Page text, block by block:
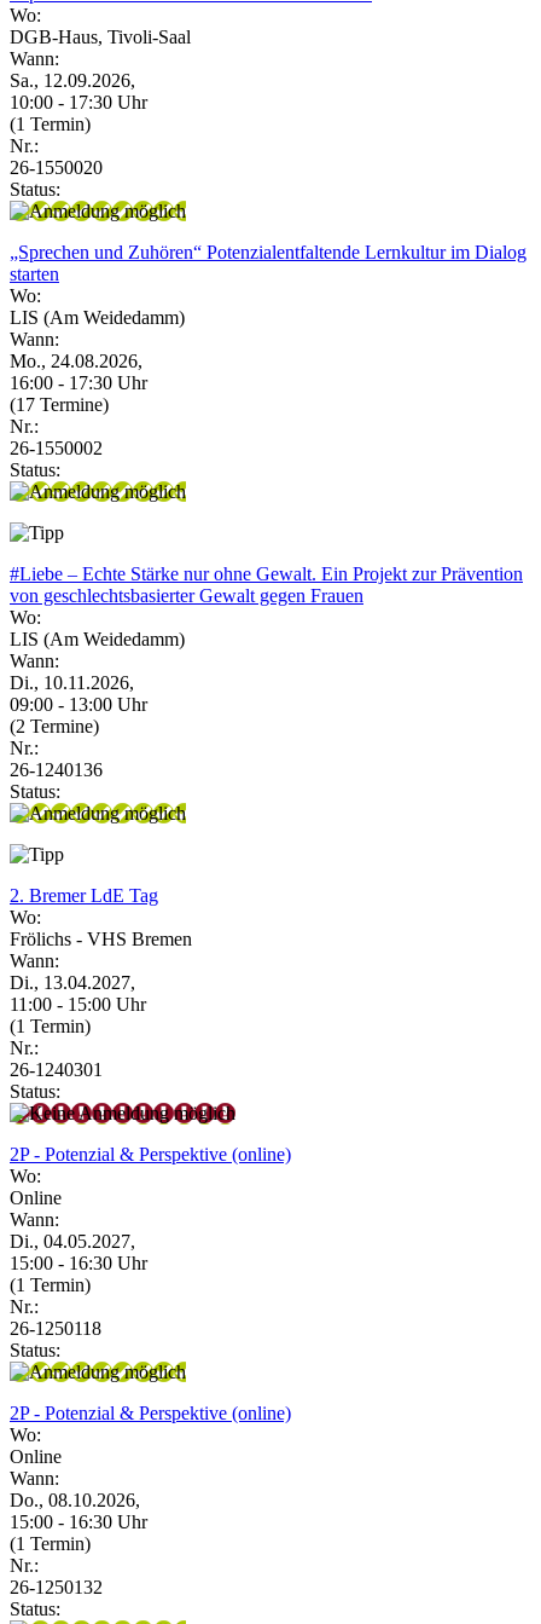
Wo:
DGB-Haus, Tivoli-Saal
Wann:
Sa., 12.09.2026,
10:00 - 17:30 Uhr
(1 Termin)
Nr.:
26-1550020
Status:
„Sprechen und Zuhören“ Potenzialentfaltende Lernkultur im Dialog
starten
Wo:
LIS (Am Weidedamm)
Wann:
Mo., 24.08.2026,
16:00 - 17:30 Uhr
(17 Termine)
Nr.:
26-1550002
Status:
#Liebe – Echte Stärke nur ohne Gewalt. Ein Projekt zur Prävention
von geschlechtsbasierter Gewalt gegen Frauen
Wo:
LIS (Am Weidedamm)
Wann:
Di., 10.11.2026,
09:00 - 13:00 Uhr
(2 Termine)
Nr.:
26-1240136
Status:
2. Bremer LdE Tag
Wo:
Frölichs - VHS Bremen
Wann:
Di., 13.04.2027,
11:00 - 15:00 Uhr
(1 Termin)
Nr.:
26-1240301
Status:
2P - Potenzial & Perspektive (online)
Wo:
Online
Wann:
Di., 04.05.2027,
15:00 - 16:30 Uhr
(1 Termin)
Nr.:
26-1250118
Status:
2P - Potenzial & Perspektive (online)
Wo:
Online
Wann:
Do., 08.10.2026,
15:00 - 16:30 Uhr
(1 Termin)
Nr.:
26-1250132
Status: